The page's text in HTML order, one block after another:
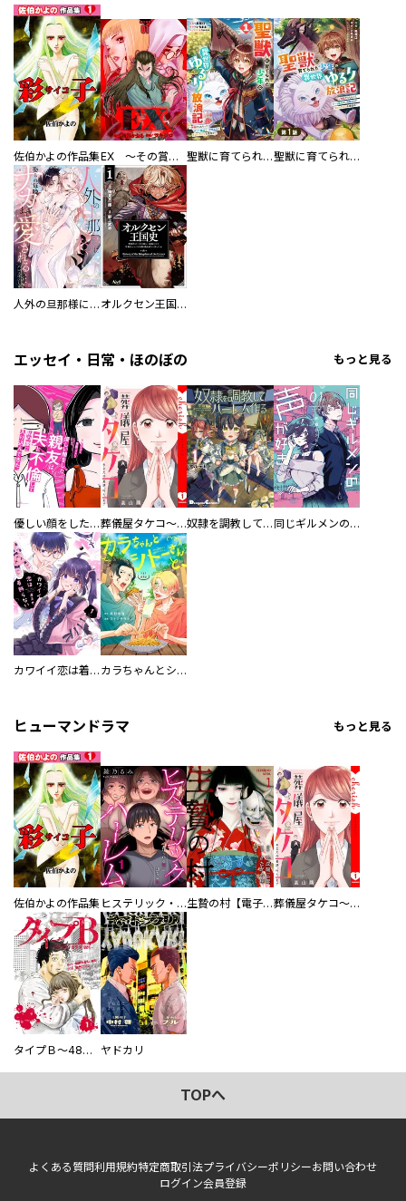
佐伯かよの作品集 EX ～その賞金稼ぎは、世界の出口を探す～【単行本版】 聖獣に育てられた少年の異世界ゆるり放浪記～神様からもらったチート魔法で、仲間たちとスローライフを満喫中～ 聖獣に育てられた少年の異世界ゆるり放浪記～神様からもらったチート魔法で、仲間たちとスローライフを満喫中～【分冊版】
人外の旦那様に娶られ毎晩ナカまで愛される…。アンソロジー オルクセン王国史
エッセイ・日常・ほのぼの もっと見る
優しい顔をした親友は、夫と不倫して私の家に入り込んできた。 葬儀屋タケコ～あなたの最期、叶えます【電子単行本版】 奴隷を調教してハーレム作る 同じギルメンの声が好き
カワイイ恋は着飾らない カラちゃんとシトーさんと、 【分冊版】
ヒューマンドラマ もっと見る
佐伯かよの作品集 ヒステリック・ハーレム～搾られる男と堕ちる女～【電子単行本版】 生贄の村【電子単行本版】 葬儀屋タケコ～あなたの最期、叶えます【電子単行本版】
タイプＢ～48時間後、致死率100％～【単話】 ヤドカリ
TOPへ
よくある質問利用規約特定商取引法プライバシーポリシーお問い合わせ
ログイン会員登録